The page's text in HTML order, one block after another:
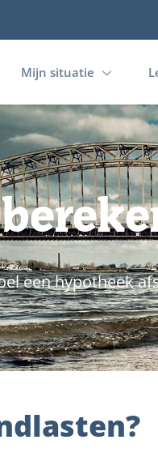
Mijn situatie
een hypotheek